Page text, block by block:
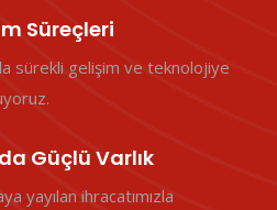
Süreçleri
sürekli gelişim ve teknolojiye
Güçlü Varlık
yayılan ihracatımızla